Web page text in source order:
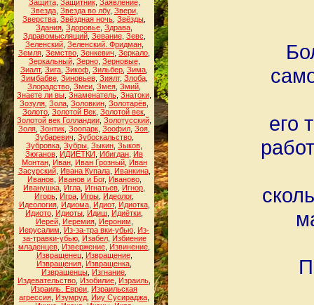
Защита, Защитник, Заявление,
Звезда, Звезда во лбу, Звери,
Зверства Звёздная ночь Звёзды
Здания Здоровье Здрава
Здравомыслящий, Зевание, Зевс
Зеленский, Зеленский. Фридман,
Земля Земство Зенкевич Зеркало
Зеркальный, Зерно, Зерновые,
Зиалт, Зига Зикоф Зильбер Зима
Зимбабве, Зиновьев, Зиялт, Злоба,
Злорадство Змеи Змея Змий
Знаете ли вы Знаменатель Знатоки
Зозуля Зола Золовкин Золотарёв
Золото Золотой Век Золотой век
Золотой век Голландии Золотусский
Золя Зонтик Зоопарк Зоофил Зоя
Зубаревич Зубоскальство,
Зубровка Зубры Зыкин Зыков
Зюганов ИДИЁТКИ Ибигдан Ив
Монтан, Иван, Иван Грозный, Иван
Засурский, Ивана Купала, Иванкина,
Иванов, Иванов и Бог, Иваново,
Иванушка Игла Игнатьев Игнор
Игорь Игра Игры Идеолог,
Идеология, Идиома, Идиот, Идиотка,
Идиото Идиоты Идиш Идиётки
Иерей, Иеремия, Иероним
Иерусалим
Из-за-тра вки-убью Из-
за-травки-убью, Изабел, Избиение
младенцев Извержение Извинение
Извращенец, Извращение,
Извращения Извращенка
Извращенцы Изгнание
Издевательство Изобилие Израиль
Израиль. Евреи Израильская
агрессия Изумруд Ииу Сусираджа
его